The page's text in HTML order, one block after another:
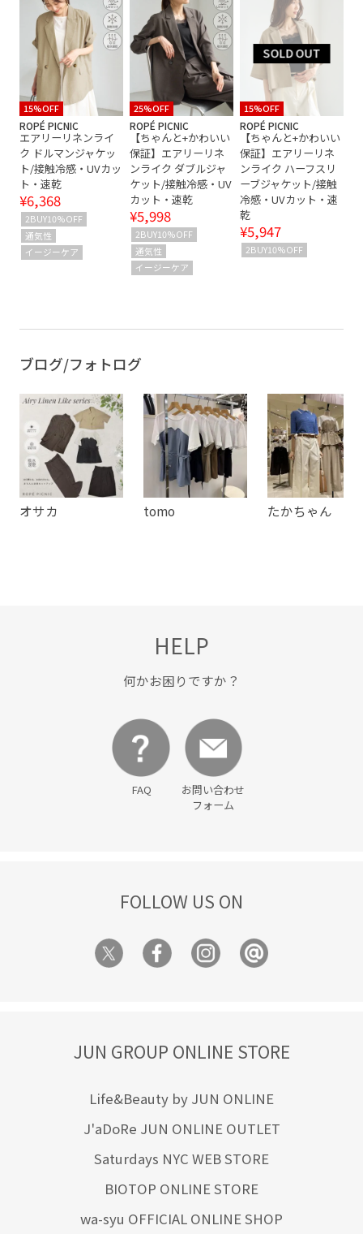
15%OFF
ROPÉ PICNIC
エアリーリネンライ
ク ドルマンジャケッ
ト/接触冷感・UVカッ
ト・速乾
¥6,368
2BUY10%OFF
通気性
イージーケア
25%OFF
ROPÉ PICNIC
【ちゃんと+かわいい
保証】エアリーリネ
ンライク ダブルジャ
ケット/接触冷感・UV
カット・速乾
¥5,998
2BUY10%OFF
通気性
イージーケア
15%OFF
ROPÉ PICNIC
【ちゃんと+かわいい
保証】エアリーリネ
ンライク ハーフスリ
ーブジャケット/接触
冷感・UVカット・速
乾
¥5,947
2BUY10%OFF
ブログ/フォトログ
オサカ tomo たかちゃん
HELP
何かお困りですか？
FAQ
お問い合わせ
フォーム
FOLLOW US ON
JUN GROUP ONLINE STORE
Life&Beauty by JUN ONLINE
J'aDoRe JUN ONLINE OUTLET
Saturdays NYC WEB STORE
BIOTOP ONLINE STORE
wa-syu OFFICIAL ONLINE SHOP